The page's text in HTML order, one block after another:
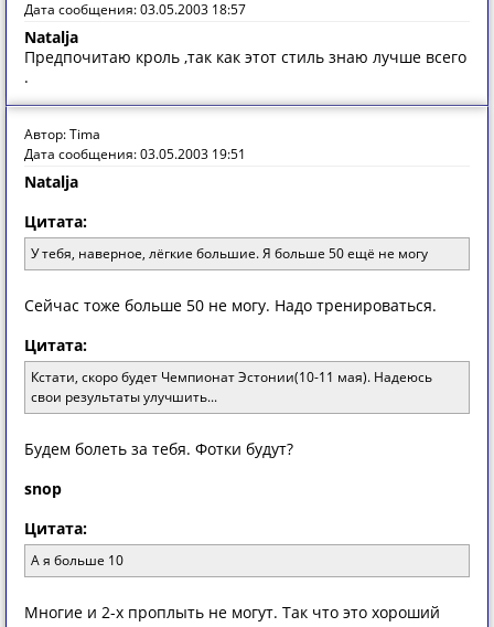
Дата сообщения: 03.05.2003 18:57
Natalja
Предпочитаю кроль ,так как этот стиль знаю лучше всего
.
Автор: Tima
Дата сообщения: 03.05.2003 19:51
Natalja
Цитата:
У тебя, наверное, лёгкие большие. Я больше 50 ещё не могу
Сейчас тоже больше 50 не могу. Надо тренироваться.
Цитата:
Кстати, скоро будет Чемпионат Эстонии(10-11 мая). Надеюсь
свои результаты улучшить...
Будем болеть за тебя. Фотки будут?
snop
Цитата:
А я больше 10
Многие и 2-х проплыть не могут. Так что это хороший